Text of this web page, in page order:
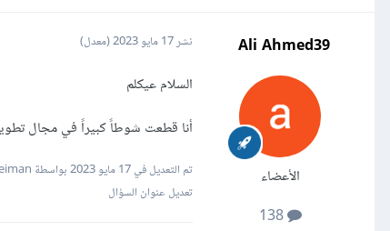
Ali Ahmed39
الأعضاء
138
نشر17 مايو 2023 (معدل)
السلام عيكلم
أنا قطعت شوطاً كبيراً في مجال
تم التعديل في17 مايو 2023
بواسطة Mustafa Suleiman
تعديل عنوان السؤال